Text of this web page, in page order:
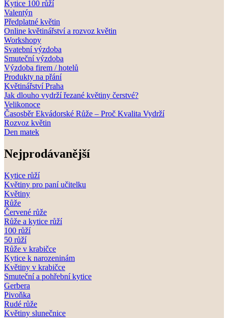
Kytice 100 růží
Valentýn
Předplatné květin
Online květinářství a rozvoz květin
Workshopy
Svatební výzdoba
Smuteční výzdoba
Výzdoba firem / hotelů
Produkty na přání
Květinářství Praha
Jak dlouho vydrží řezané květiny čerstvé?
Velikonoce
Časosběr Ekvádorské Růže – Proč Kvalita Vydrží
Rozvoz květin
Den matek
Nejprodávanější
Kytice růží
Květiny pro paní učitelku
Květiny
Růže
Červené růže
Růže a kytice růží
100 růží
50 růží
Růže v krabičce
Kytice k narozeninám
Květiny v krabičce
Smuteční a pohřební kytice
Gerbera
Pivoňka
Rudé růže
Květiny slunečnice